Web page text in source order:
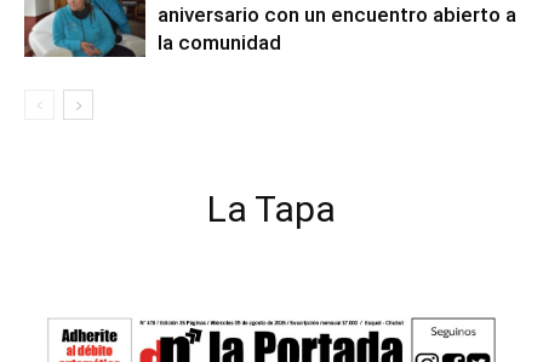
aniversario con un encuentro abierto a
la comunidad
La Tapa